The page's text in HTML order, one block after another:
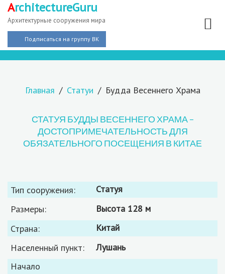
ArchitectureGuru
Архитектурные сооружения мира
Подписаться на группу ВК
Главная Статуи Будда Весеннего Храма
СТАТУЯ БУДДЫ ВЕСЕННЕГО ХРАМА –
ДОСТОПРИМЕЧАТЕЛЬНОСТЬ ДЛЯ
ОБЯЗАТЕЛЬНОГО ПОСЕЩЕНИЯ В КИТАЕ
Тип сооружения:
статуя
Размеры:
высота 128 м
Страна:
Китай
Населенный пункт:
Лушань
Начало